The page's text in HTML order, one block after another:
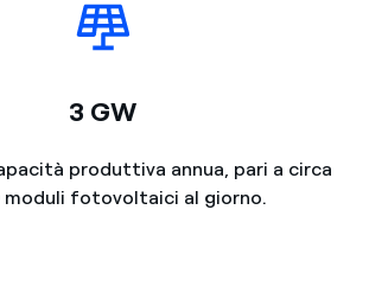
3 GW
produttiva annua, pari a circa
moduli fotovoltaici al giorno.